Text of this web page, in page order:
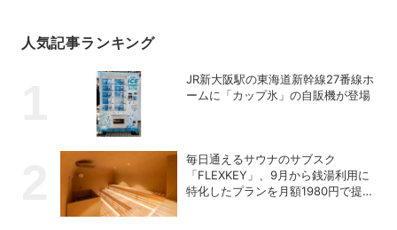
人気記事ランキング
JR新大阪駅の東海道新幹線27番線ホ
ームに「カップ氷」の自販機が登場
毎日通えるサウナのサブスク
「FLEXKEY」、9月から銭湯利用に
特化したプランを月額1980円で提供